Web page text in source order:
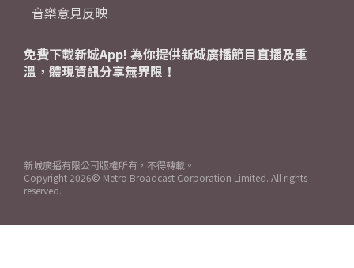
音樂意見反映
免費下載新城App! 為你提供新城廣播節目直播及重
溫，體現資訊分享無界限！
新城廣播有限公司版權所有，不得轉載。
Copyright 2026© Metro Broadcast Corporation Limited. All rights
reserved.